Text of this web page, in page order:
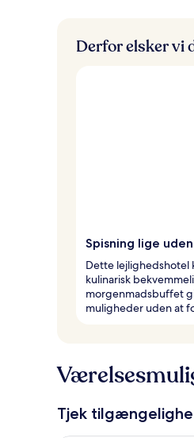
Derfor elsker vi
Spisning lige
Dette lejlighedshotel
kulinarisk
morgenmadsbuffet
muligheder uden at
Tjek